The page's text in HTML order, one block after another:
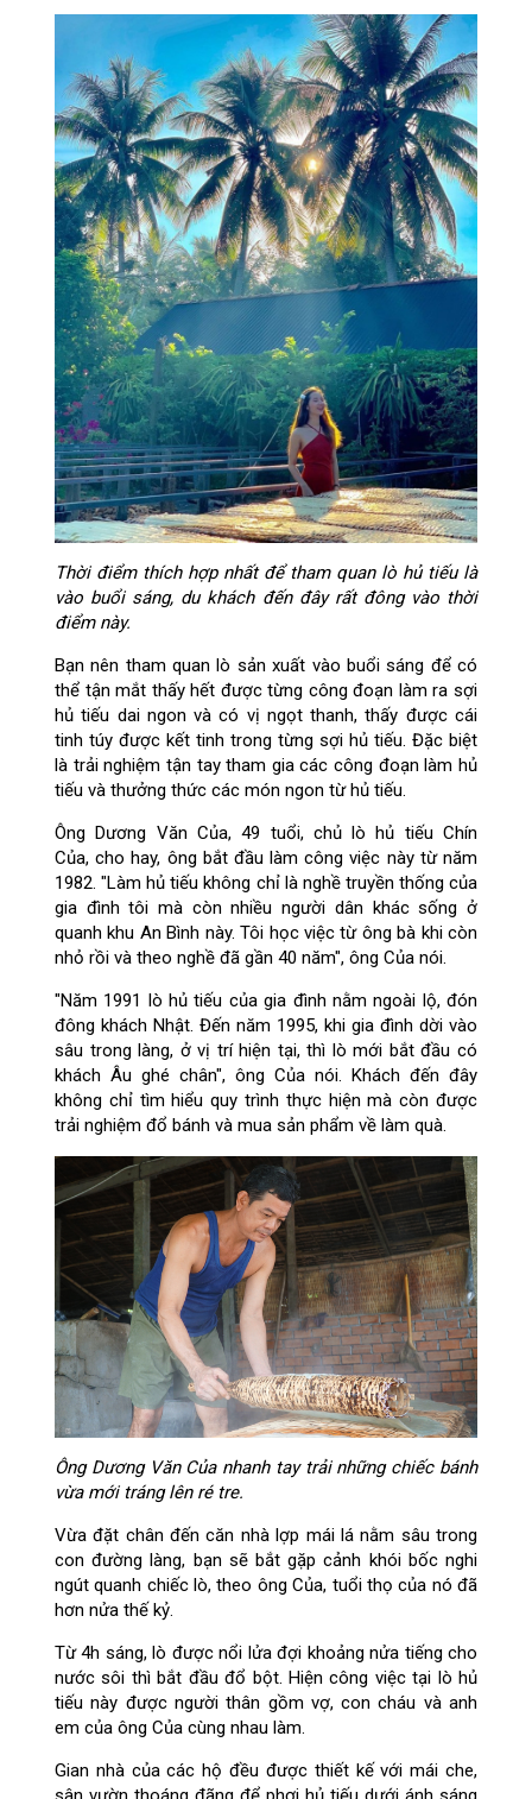
Thời điểm thích hợp nhất để tham quan lò hủ tiếu là
vào buổi sáng, du khách đến đây rất đông vào thời
điểm này.
Bạn nên tham quan lò sản xuất vào buổi sáng để có
thể tận mắt thấy hết được từng công đoạn làm ra sợi
hủ tiếu dai ngon và có vị ngọt thanh, thấy được cái
tinh túy được kết tinh trong từng sợi hủ tiếu. Đặc biệt
là trải nghiệm tận tay tham gia các công đoạn làm hủ
tiếu và thưởng thức các món ngon từ hủ tiếu.
Ông Dương Văn Của, 49 tuổi, chủ lò hủ tiếu Chín
Của, cho hay, ông bắt đầu làm công việc này từ năm
1982. "Làm hủ tiếu không chỉ là nghề truyền thống của
gia đình tôi mà còn nhiều người dân khác sống ở
quanh khu An Bình này. Tôi học việc từ ông bà khi còn
nhỏ rồi và theo nghề đã gần 40 năm", ông Của nói.
"Năm 1991 lò hủ tiếu của gia đình nằm ngoài lộ, đón
đông khách Nhật. Đến năm 1995, khi gia đình dời vào
sâu trong làng, ở vị trí hiện tại, thì lò mới bắt đầu có
khách Âu ghé chân", ông Của nói. Khách đến đây
không chỉ tìm hiểu quy trình thực hiện mà còn được
trải nghiệm đổ bánh và mua sản phẩm về làm quà.
Ông Dương Văn Của nhanh tay trải những chiếc bánh
vừa mới tráng lên ré tre.
Vừa đặt chân đến căn nhà lợp mái lá nằm sâu trong
con đường làng, bạn sẽ bắt gặp cảnh khói bốc nghi
ngút quanh chiếc lò, theo ông Của, tuổi thọ của nó đã
hơn nửa thế kỷ.
Từ 4h sáng, lò được nổi lửa đợi khoảng nửa tiếng cho
nước sôi thì bắt đầu đổ bột. Hiện công việc tại lò hủ
tiếu này được người thân gồm vợ, con cháu và anh
em của ông Của cùng nhau làm.
Gian nhà của các hộ đều được thiết kế với mái che,